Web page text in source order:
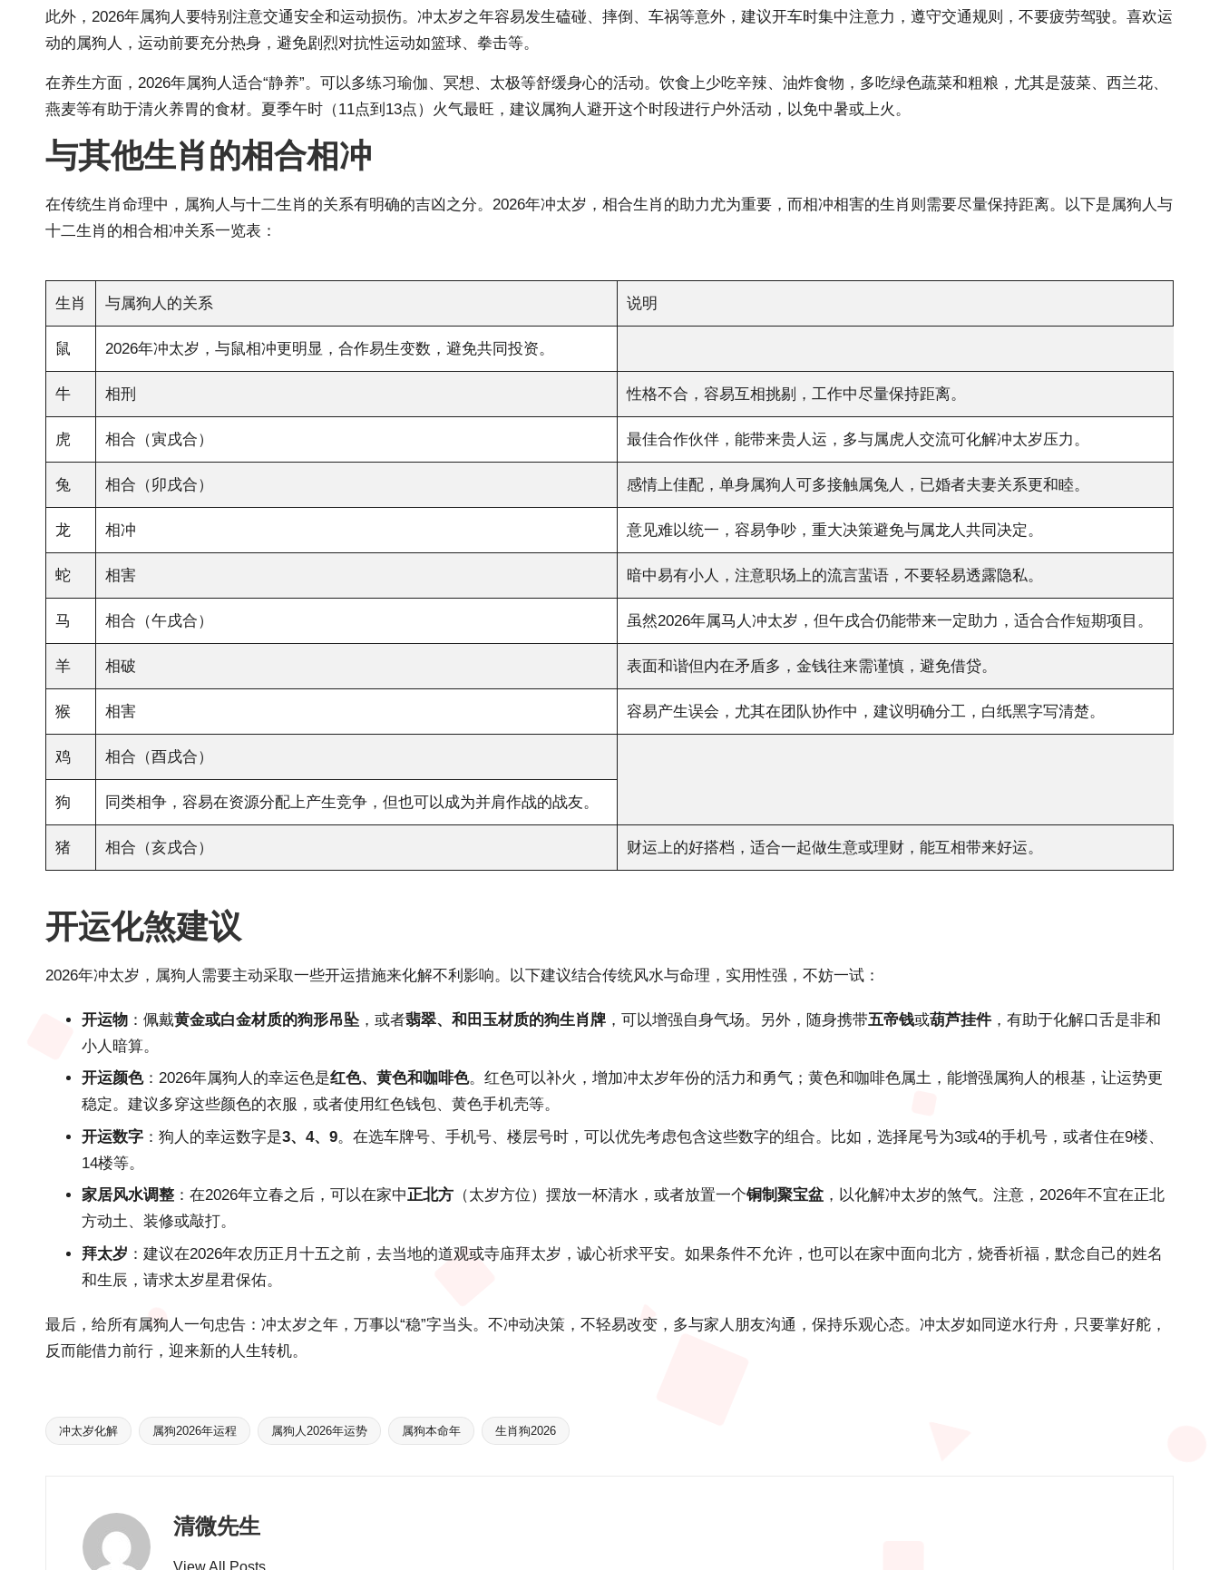
此外，2026年属狗人要特别注意交通安全和运动损伤。冲太岁之年容易发生磕碰、摔倒、车祸等意外，建议开车时集中注意力，遵守交通规则，不要疲劳驾驶。喜欢运
动的属狗人，运动前要充分热身，避免剧烈对抗性运动如篮球、拳击等。
在养生方面，2026年属狗人适合“静养”。可以多练习瑜伽、冥想、太极等舒缓身心的活动。饮食上少吃辛辣、油炸食物，多吃绿色蔬菜和粗粮，尤其是菠菜、西兰花、
燕麦等有助于清火养胃的食材。夏季午时（11点到13点）火气最旺，建议属狗人避开这个时段进行户外活动，以免中暑或上火。
与其他生肖的相合相冲
在传统生肖命理中，属狗人与十二生肖的关系有明确的吉凶之分。2026年冲太岁，相合生肖的助力尤为重要，而相冲相害的生肖则需要尽量保持距离。以下是属狗人与
十二生肖的相合相冲关系一览表：
生肖 与属狗人的关系 说明
鼠 2026年冲太岁，与鼠相冲更明显，合作易生变数，避免共同投资。
牛 相刑 性格不合，容易互相挑剔，工作中尽量保持距离。
虎 相合（寅戌合） 最佳合作伙伴，能带来贵人运，多与属虎人交流可化解冲太岁压力。
兔 相合（卯戌合） 感情上佳配，单身属狗人可多接触属兔人，已婚者夫妻关系更和睦。
龙 相冲 意见难以统一，容易争吵，重大决策避免与属龙人共同决定。
蛇 相害 暗中易有小人，注意职场上的流言蜚语，不要轻易透露隐私。
马 相合（午戌合） 虽然2026年属马 人冲太岁，但午戌合仍能带来一定助力，适合合作短期项目。
羊 相破 表面和谐但内在矛盾多，金钱往来需谨慎，避免借贷。
猴 相害 容易产生误会，尤其在团队协作中，建议明确分工，白纸黑字写清楚。
鸡 相合（酉戌合）
狗 同类相争，容易在资源分配上产生竞争，但也可以成为并肩作战的战友。
猪 相合（亥戌合） 财运上的好搭档，适合一起做生意或理财，能互相带来好运。
开运化煞建议
2026年冲太岁，属狗人需要主动采取一些开运措施来化解不利影响。以下建议结合传统风水与命理，实用性强，不妨一试：
开运物 ：佩戴黄金或白金材质的狗形吊坠 ，或者翡翠、和田玉材质的狗生肖牌 ，可以增强自身气场。另外，随身携带五帝钱或葫芦挂件 ，有助于化解口舌是非和
小人暗算。
开运颜色：2026年属狗人的幸运色是红色、黄色和咖啡色。红色可以补火，增加冲太岁年份的活力和勇气；黄色和咖啡色属土，能增强属狗人的根基，让运势更
稳定。建议多穿这些颜色的衣服，或者使用红色钱包、黄色手机壳等。
开运数字 ：狗人的幸运数字是3、4、9。在选车牌号、手机号、楼层号时，可以优先考虑包含这些数字的组合。比如，选择尾号为3或4的手机号，或者住在9楼、
14楼等。
家居风水调整 ：在2026年立春之后，可以在家中正北方 （太岁方位）摆放一杯清水，或者放置一个铜制聚宝盆 ，以化解冲太岁的煞气。注意，2026年不宜在正北
方动土、装修或敲打。
拜太岁 ：建议在2026年农历正月十五之前，去当地的道观或寺庙拜太岁，诚心祈求平安。如果条件不允许，也可以在家中面向北方，烧香祈福，默念自己的姓名
和生辰，请求太岁星君保佑。
最后，给所有属狗人一句忠告：冲太岁之年，万事以“稳”字当头。不冲动决策，不轻易改变，多与家人朋友沟通，保持乐观心态。冲太岁如同逆水行舟，只要掌好舵，
反而能借力前行，迎来新的人生转机。
Tags:
冲太岁化解 属狗2026年运程 属狗人2026年运势 属狗本命年 生肖狗2026
清微先生
View All Posts